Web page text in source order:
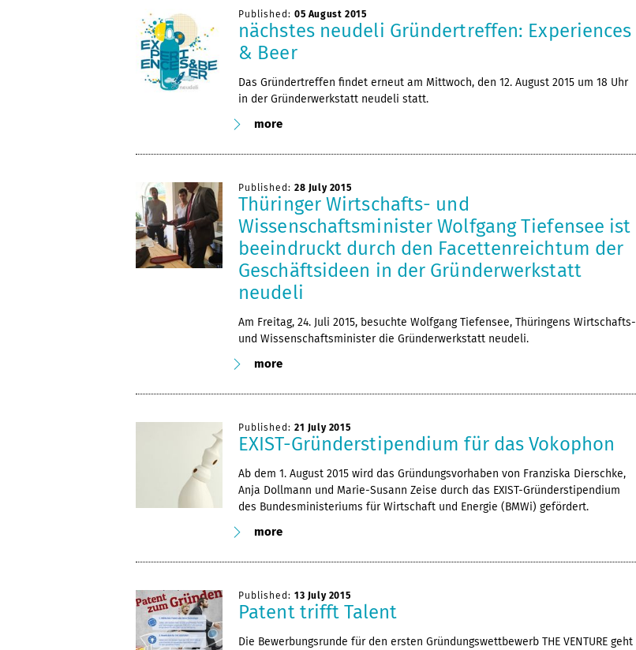
Published: 05 August 2015
nächstes neudeli Gründertreffen: Experiences
& Beer
Das Gründertreffen findet erneut am Mittwoch, den 12. August 2015 um 18 Uhr
in der Gründerwerkstatt neudeli statt.
more
Published: 28 July 2015
Thüringer Wirtschafts- und
Wissenschaftsminister Wolfgang Tiefensee ist
beeindruckt durch den Facettenreichtum der
Geschäftsideen in der Gründerwerkstatt
neudeli
Am Freitag, 24. Juli 2015, besuchte Wolfgang Tiefensee, Thüringens Wirtschafts-
und Wissenschaftsminister die Gründerwerkstatt neudeli.
more
Published: 21 July 2015
EXIST-Gründerstipendium für das Vokophon
Ab dem 1. August 2015 wird das Gründungsvorhaben von Franziska Dierschke,
Anja Dollmann und Marie-Susann Zeise durch das EXIST-Gründerstipendium
des Bundesministeriums für Wirtschaft und Energie (BMWi) gefördert.
more
Published: 13 July 2015
Patent trifft Talent
Die Bewerbungsrunde für den ersten Gründungswettbewerb THE VENTURE geht